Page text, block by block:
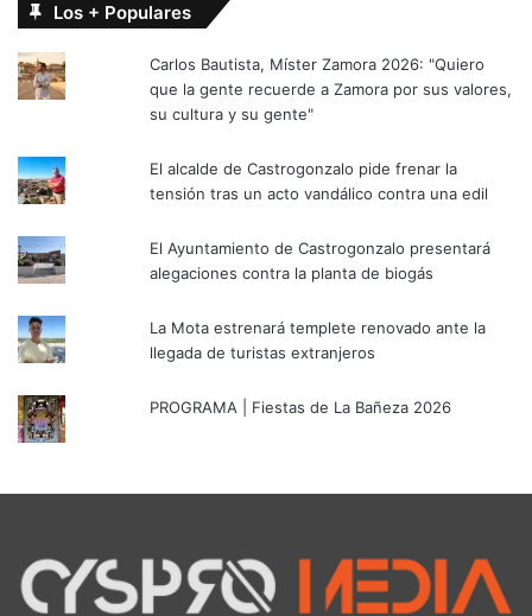
Los + Populares
Carlos Bautista, Míster Zamora 2026: "Quiero
que la gente recuerde a Zamora por sus valores,
su cultura y su gente"
El alcalde de Castrogonzalo pide frenar la
tensión tras un acto vandálico contra una edil
El Ayuntamiento de Castrogonzalo presentará
alegaciones contra la planta de biogás
La Mota estrenará templete renovado ante la
llegada de turistas extranjeros
PROGRAMA | Fiestas de La Bañeza 2026